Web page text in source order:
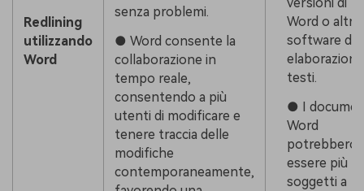
Redlining
utilizzando
Word
senza problemi.
● Word consente la
collaborazione in
tempo reale,
consentendo a più
utenti di modificare e
tenere traccia delle
modifiche
contemporaneamente,
Word o altri
software di
elaborazione
testi.
● I
Word
potrebbero
essere più
soggetti a